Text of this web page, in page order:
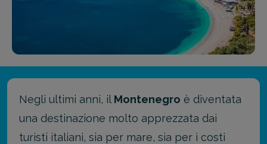
Negli ultimi anni, il Montenegro è diventata
una destinazione molto apprezzata dai
turisti italiani, sia per mare, sia per i costi